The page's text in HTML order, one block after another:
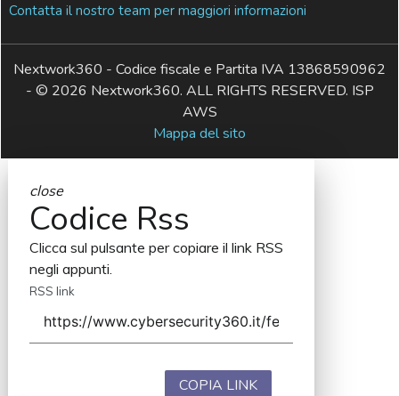
Contatta il nostro team per maggiori informazioni
Nextwork360 - Codice fiscale e Partita IVA 13868590962
- © 2026 Nextwork360. ALL RIGHTS RESERVED. ISP
AWS
Mappa del sito
close
Codice Rss
Clicca sul pulsante per copiare il link RSS
negli appunti.
RSS link
COPIA LINK